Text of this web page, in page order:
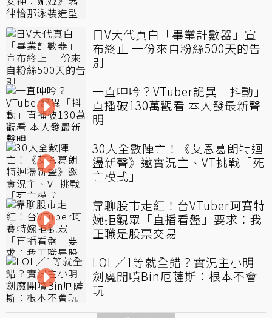
日V大代真白「畢業計數器」宣
布終止 一份來自粉絲500天的告
別
一直呻吟？VTuber詭異「抖動」
直播破130萬觀看 本人發最新聲
明
30人全數陣亡！《艾恩葛朗特迴
盪新聲》邀實況主、VT挑戰「死
亡模式」
靠聊股市走紅！台VTuber珂賽特
婉拒觀眾「直播看盤」要求：我
正職是股票交易
LOL／1等就全錯？實況主小明
劍魔開噴Bin厄薩斯：根本不會
玩